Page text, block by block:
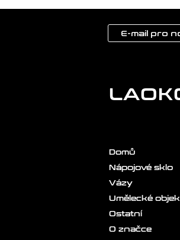
Domů
Nápojové sklo
Vázy
Umělecké
Ostatní
O značce